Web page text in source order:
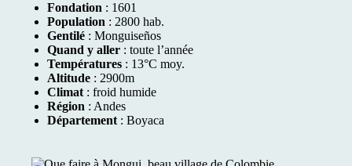
Fondation : 1601
Population : 2800 hab.
Gentilé : Monguiseños
Quand y aller : toute l’année
Températures : 13°C moy.
Altitude : 2900m
Climat: froid humide
Région : Andes
Département: Boyaca